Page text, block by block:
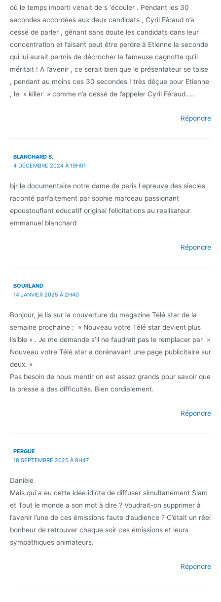
où le temps imparti venait de s ‘écouler . Pendant les 30
secondes accordées aux deux candidats , Cyril Féraud n’a
cessé de parler , gênant sans doute les candidats dans leur
concentration et faisant peut être perdre à Etienne la seconde
qui lui aurait permis de décrocher la fameuse cagnotte qu’il
méritait ! A l’avenir , ce serait bien que le présentateur se taise
, pendant au moins ces 30 secondes ! très déçue pour Etienne
, le » killer » comme n’a cessé de l’appeler Cyril Féraud…..
Répondre
BLANCHARD S.
4 DÉCEMBRE 2024 À 19H01
bjr le documentaire notre dame de paris l epreuve des siecles
raconté parfaitement par sophie marceau passionant
epoustouflant educatif original felicitations au realisateur
emmanuel blanchard
Répondre
BOURLAND
14 JANVIER 2025 À 2H40
Bonjour, je lis sur la couverture du magazine Télé star de la
semaine prochaine : » Nouveau votre Télé star devient plus
lisible « . Je me demande s’il ne faudrait pas le remplacer par »
Nouveau votre Télé star a dorénavant une page publicitaire sur
deux. »
Pas besoin de nous mentir on est assez grands pour savoir que
la presse a des difficultés. Bien cordialement.
Répondre
PERGUE
18 SEPTEMBRE 2025 À 8H47
Danièle
Mais qui a eu cette idée idiote de diffuser simultanément Slam
et Tout le monde a son mot à dire ? Voudrait-on supprimer à
l’avenir l’une de ces émissions faute d’audience ? C’était un réel
bonheur de retrouver chaque soir ces émissions et leurs
sympathiques animateurs.
Répondre